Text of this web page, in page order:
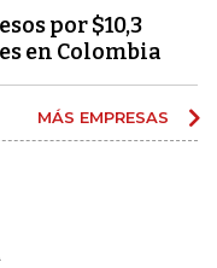
por $10,3
en Colombia
MÁS EMPRESAS